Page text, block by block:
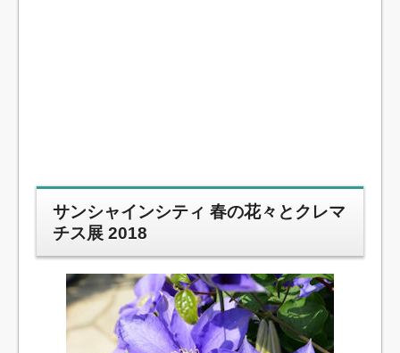
サンシャインシティ 春の花々とクレマ
チス展 2018